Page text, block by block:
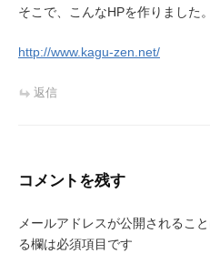
そこで、こんなHPを作りました。
http://www.kagu-zen.net/
返信
コメントを残す
メールアドレスが公開されること
る欄は必須項目です